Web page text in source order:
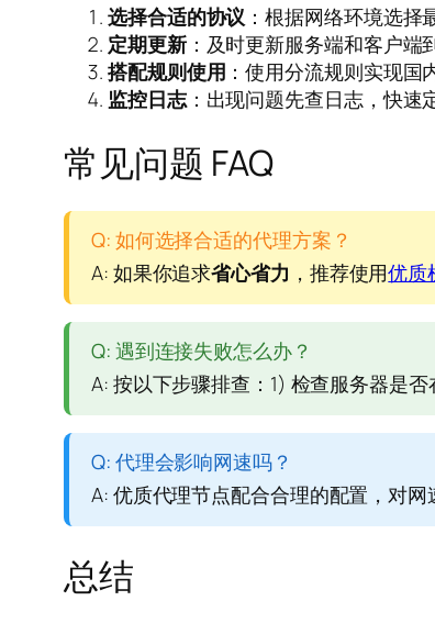
选择合适的协议 ：根据网络环境选
定期更新：及时更新服务端和客户端
搭配规则使用 ：使用分流规则实现国
监控日志：出现问题先查日志，快速
常见问题 FAQ
Q: 如何选择合适的代理方案？
A: 如果你追求省心省力 ，推荐使用优质
Q: 遇到连接失败怎么办？
A: 按以下步骤排查：1) 检查服务器是
Q: 代理会影响网速吗？
A: 优质代理节点配合合理的配置，对
总结